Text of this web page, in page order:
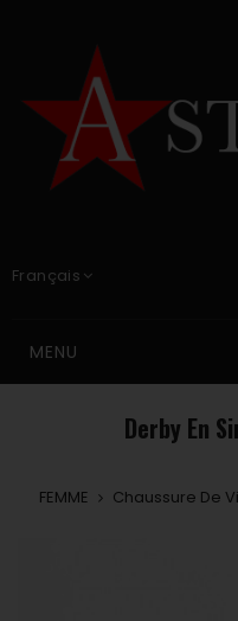
Français
MENU
Derby En
FEMME Chaussure De